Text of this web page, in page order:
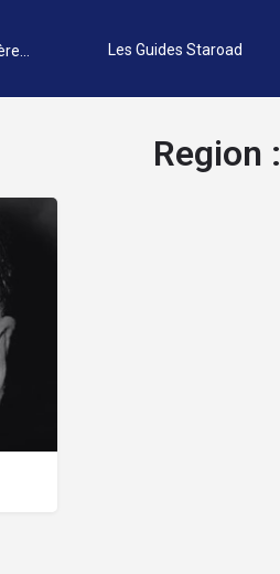
Les Guides Staroad
Region :